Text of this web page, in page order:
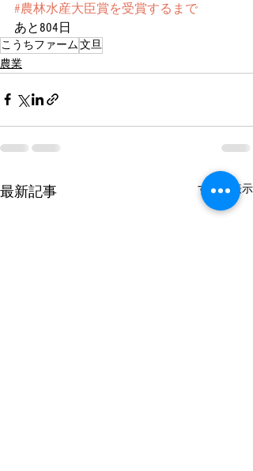
#農林水産大臣賞を受賞するまで
あと804日
こうちファーム文旦
農業
最新記事 すべて表示